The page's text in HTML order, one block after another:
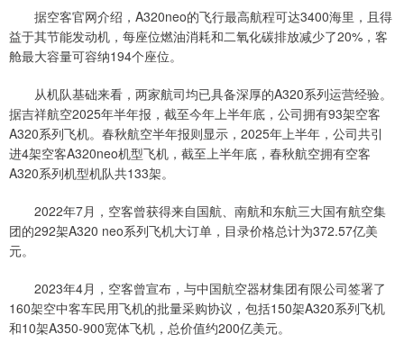
据空客官网介绍，A320neo的飞行最高航程可达3400海里，且得
益于其节能发动机，每座位燃油消耗和二氧化碳排放减少了20%，客
舱最大容量可容纳194个座位。
从机队基础来看，两家航司均已具备深厚的A320系列运营经验。
据吉祥航空2025年半年报，截至今年上半年底，公司拥有93架空客
A320系列飞机。春秋航空半年报则显示，2025年上半年，公司共引
进4架空客A320neo机型飞机，截至上半年底，春秋航空拥有空客
A320系列机型机队共133架。
2022年7月，空客曾获得来自国航、南航和东航三大国有航空集
团的292架A320 neo系列飞机大订单，目录价格总计为372.57亿美
元。
2023年4月，空客曾宣布，与中国航空器材集团有限公司签署了
160架空中客车民用飞机的批量采购协议，包括150架A320系列飞机
和10架A350-900宽体飞机，总价值约200亿美元。